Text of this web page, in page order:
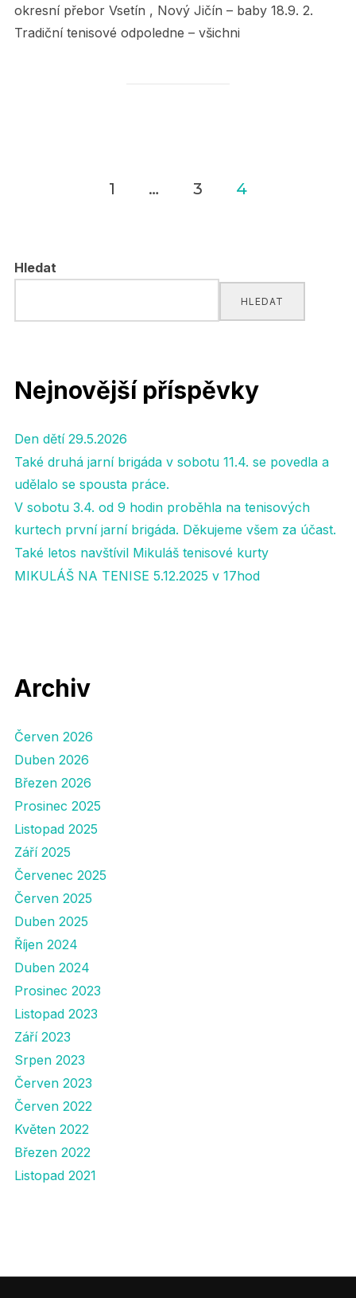
okresní přebor Vsetín , Nový Jičín – baby 18.9. 2.
Tradiční tenisové odpoledne – všichni
příspěvky
1 … 3 4
Hledat
HLEDAT
Nejnovější příspěvky
Den dětí 29.5.2026
Také druhá jarní brigáda v sobotu 11.4. se povedla a
udělalo se spousta práce.
V sobotu 3.4. od 9 hodin proběhla na tenisových
kurtech první jarní brigáda. Děkujeme všem za účast.
Také letos navštívil Mikuláš tenisové kurty
MIKULÁŠ NA TENISE 5.12.2025 v 17hod
Archiv
Červen 2026
Duben 2026
Březen 2026
Prosinec 2025
Listopad 2025
Září 2025
Červenec 2025
Červen 2025
Duben 2025
Říjen 2024
Duben 2024
Prosinec 2023
Listopad 2023
Září 2023
Srpen 2023
Červen 2023
Červen 2022
Květen 2022
Březen 2022
Listopad 2021